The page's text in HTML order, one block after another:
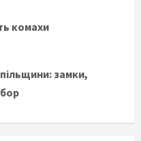
комахи
замки,